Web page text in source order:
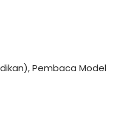
Pembaca Model